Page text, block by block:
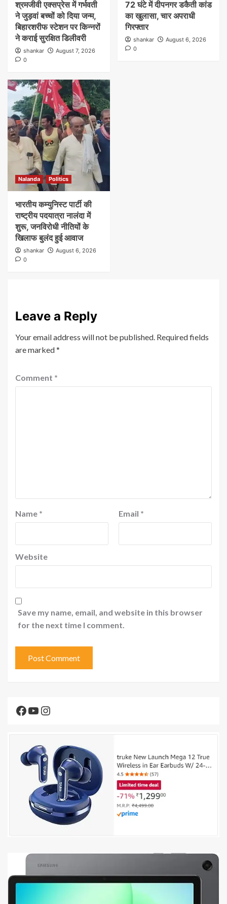
श्रमजीवी एक्सप्रेस में गर्भवती
ने जुड़वां बच्चों को दिया जन्म,
बिहारशरीफ स्टेशन पर किन्नरों
ने कराई सुरक्षित डिलीवरी
shankar
August 7, 2026
0
72 घंटे में दीपनगर डकैती कांड
का खुलासा, चार अपराधी
गिरफ्तार
shankar
August 6, 2026
0
Nalanda Politics
भारतीय कम्युनिस्ट पार्टी की
राष्ट्रीय पदयात्रा नालंदा में
शुरू, जनविरोधी नीतियों के
खिलाफ बुलंद हुई आवाज
shankar
August 6, 2026
0
Leave a Reply
Your email address will not be published. Required fields
are marked*
Comment *
Name * Email *
Website
Save my name, email, and website in this browser
for the next time I comment.
Facebook
YouTube
Instagram